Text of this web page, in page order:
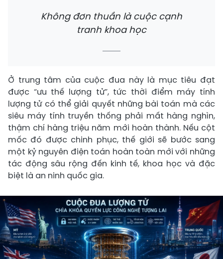
Không đơn thuần là cuộc cạnh
tranh khoa học
Ở trung tâm của cuộc đua này là mục tiêu đạt
được “ưu thế lượng tử”, tức thời điểm máy tính
lượng tử có thể giải quyết những bài toán mà các
siêu máy tính truyền thống phải mất hàng nghìn,
thậm chí hàng triệu năm mới hoàn thành. Nếu cột
mốc đó được chinh phục, thế giới sẽ bước sang
một kỷ nguyên điện toán hoàn toàn mới với những
tác động sâu rộng đến kinh tế, khoa học và đặc
biệt là an ninh quốc gia.